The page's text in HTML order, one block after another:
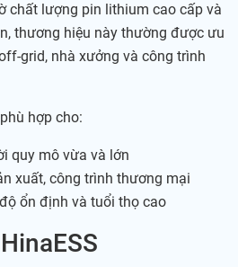
chất lượng pin lithium cao cấp và
thương hiệu này thường được ưu
grid, nhà xưởng và công trình
hợp cho:
quy mô vừa và lớn
xuất, công trình thương mại
ổn định và tuổi thọ cao